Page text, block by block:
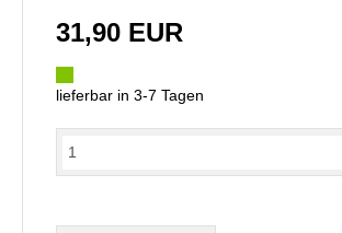
31,90 EUR
lieferbar in 3-7 Tagen